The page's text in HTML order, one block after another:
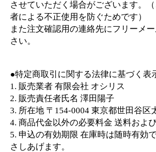
させていただく場合がございます。
者による不正使用を防ぐためです）
また注文確認用の連絡先にフリーメ
さい。
●特定商取引に関する法律に基づく表
1. 販売業者 有限会社 オシリス
2. 販売責任者氏名 澤田陽子
3. 所在地 〒154-0004 東京都世田谷区
4. 商品代金以外の必要料金 送料およ
5. 申込の有効期限 在庫時は随時有効
さしあげます。